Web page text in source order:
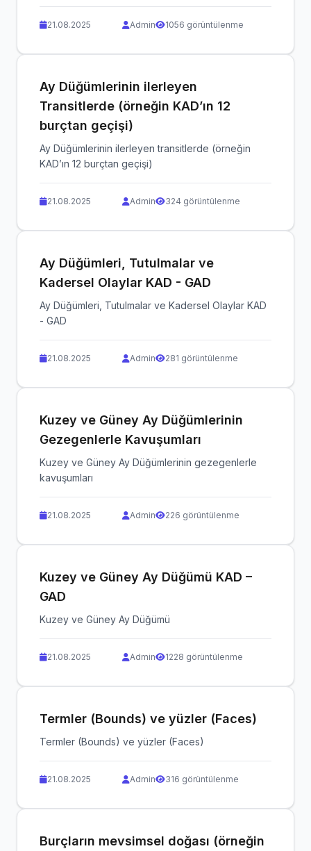
21.08.2025 Admin 1056 görüntülenme
Ay Düğümlerinin ilerleyen
Transitlerde (örneğin KAD’ın 12
burçtan geçişi)
Ay Düğümlerinin ilerleyen transitlerde (örneğin
KAD’ın 12 burçtan geçişi)
21.08.2025 Admin 324 görüntülenme
Ay Düğümleri, Tutulmalar ve
Kadersel Olaylar KAD - GAD
Ay Düğümleri, Tutulmalar ve Kadersel Olaylar KAD
- GAD
21.08.2025 Admin 281 görüntülenme
Kuzey ve Güney Ay Düğümlerinin
Gezegenlerle Kavuşumları
Kuzey ve Güney Ay Düğümlerinin gezegenlerle
kavuşumları
21.08.2025 Admin 226 görüntülenme
Kuzey ve Güney Ay Düğümü KAD –
GAD
Kuzey ve Güney Ay Düğümü
21.08.2025 Admin 1228 görüntülenme
Termler (Bounds) ve yüzler (Faces)
Termler (Bounds) ve yüzler (Faces)
21.08.2025 Admin 316 görüntülenme
Burçların mevsimsel doğası (örneğin